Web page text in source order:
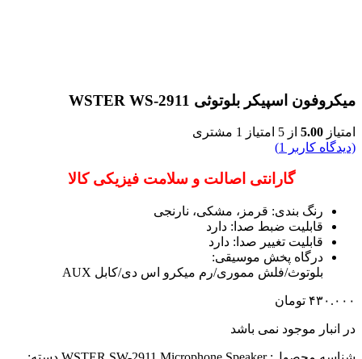
میکروفون اسپیکر بلوتوثی WSTER WS-2911
امتیاز 5.00 از 5 امتیاز 1 مشتری
(دیدگاه کاربر
1
)
گارانتی اصالت و سلامت فیزیکی کالا
رنگ بندی: قرمز، مشکی، نارنجی
قابلیت ضبط صدا: دارد
قابلیت تغییر صدا: دارد
درگاه پخش موسیقی:
بلوتوث/فلش مموری/رم میکرو اس دی/کابل AUX
۴۳۰.۰۰۰ تومان
در انبار موجود نمی باشد